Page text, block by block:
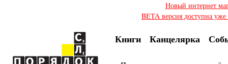
Новый интернет
BETA версия доступна
Книги Канцелярка